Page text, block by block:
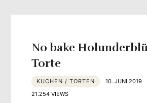
No bake
Torte
KUCHEN / TORTEN 10. JUNI 2019
21.254 VIEWS